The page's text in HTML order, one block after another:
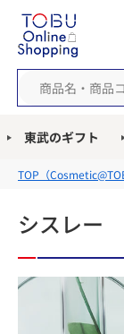
東武のギフト
TOP（
シスレー